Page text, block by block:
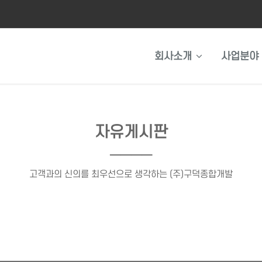
회사소개 사업분야
자유게시판
────
고객과의 신의를 최우선으로 생각하는 (주)구덕종합개발